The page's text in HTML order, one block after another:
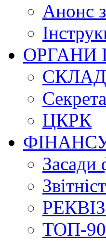
Анонс
ОРГАНИ
ЦКРК
Засади
ТОП-90